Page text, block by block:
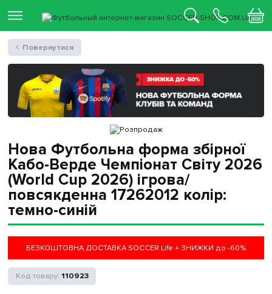
Нова Футбольна форма збірної
Кабо-Верде Чемпіонат Світу 2026
(World Cup 2026) ігрова/
повсякденна 17262012 колiр:
темно-синій
БЕЗКОШТОВНА ДОСТАВКА SOCCER Life + ЗНИЖКИ до -60%
110923
Повернутися